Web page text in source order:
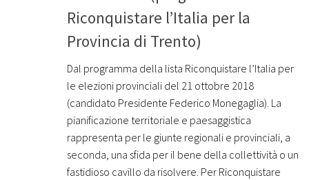
Riconquistare l’Italia per la
Provincia di Trento)
Dal programma della lista Riconquistare l’Italia per
le elezioni provinciali del 21 ottobre 2018
(candidato Presidente Federico Monegaglia). La
pianificazione territoriale e paesaggistica
rappresenta per le giunte regionali e provinciali, a
seconda, una sfida per il bene della collettività o un
fastidioso cavillo da risolvere. Per Riconquistare